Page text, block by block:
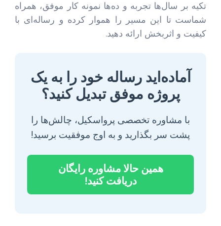
تکیه بر سال‌ها تجربه و ده‌ها نمونه کار موفق، همراه
شماست تا این مسیر را هموار کرده و رساله‌ای با
کیفیت و اثربخش ارائه دهید.
آماده‌اید رساله خود را به یک
پروژه موفق تبدیل کنید؟
با مشاوره تخصصی پرواسکیل، چالش‌ها را
پشت سر بگذارید و به اوج موفقیت برسید!
همین حالا مشاوره رایگان
دریافت کنید!